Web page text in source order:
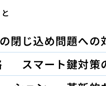
閉じ込め問題への
スマート鍵対策